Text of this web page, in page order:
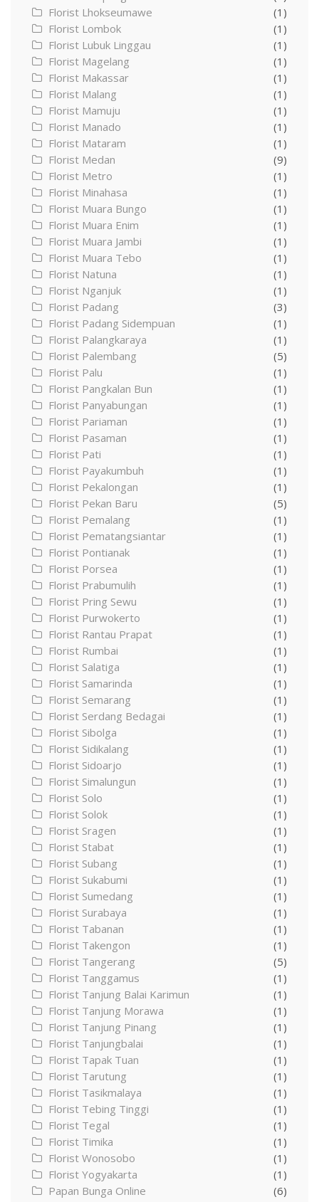
Florist Lhokseumawe
(1)
Florist Lombok
(1)
Florist Lubuk Linggau
(1)
Florist Magelang
(1)
Florist Makassar
(1)
Florist Malang
(1)
Florist Mamuju
(1)
Florist Manado
(1)
Florist Mataram
(1)
Florist Medan
(9)
Florist Metro
(1)
Florist Minahasa
(1)
Florist Muara Bungo
(1)
Florist Muara Enim
(1)
Florist Muara Jambi
(1)
Florist Muara Tebo
(1)
Florist Natuna
(1)
Florist Nganjuk
(1)
Florist Padang
(3)
Florist Padang Sidempuan
(1)
Florist Palangkaraya
(1)
Florist Palembang
(5)
Florist Palu
(1)
Florist Pangkalan Bun
(1)
Florist Panyabungan
(1)
Florist Pariaman
(1)
Florist Pasaman
(1)
Florist Pati
(1)
Florist Payakumbuh
(1)
Florist Pekalongan
(1)
Florist Pekan Baru
(5)
Florist Pemalang
(1)
Florist Pematangsiantar
(1)
Florist Pontianak
(1)
Florist Porsea
(1)
Florist Prabumulih
(1)
Florist Pring Sewu
(1)
Florist Purwokerto
(1)
Florist Rantau Prapat
(1)
Florist Rumbai
(1)
Florist Salatiga
(1)
Florist Samarinda
(1)
Florist Semarang
(1)
Florist Serdang Bedagai
(1)
Florist Sibolga
(1)
Florist Sidikalang
(1)
Florist Sidoarjo
(1)
Florist Simalungun
(1)
Florist Solo
(1)
Florist Solok
(1)
Florist Sragen
(1)
Florist Stabat
(1)
Florist Subang
(1)
Florist Sukabumi
(1)
Florist Sumedang
(1)
Florist Surabaya
(1)
Florist Tabanan
(1)
Florist Takengon
(1)
Florist Tangerang
(5)
Florist Tanggamus
(1)
Florist Tanjung Balai Karimun
(1)
Florist Tanjung Morawa
(1)
Florist Tanjung Pinang
(1)
Florist Tanjungbalai
(1)
Florist Tapak Tuan
(1)
Florist Tarutung
(1)
Florist Tasikmalaya
(1)
Florist Tebing Tinggi
(1)
Florist Tegal
(1)
Florist Timika
(1)
Florist Wonosobo
(1)
Florist Yogyakarta
(1)
Papan Bunga Online
(6)